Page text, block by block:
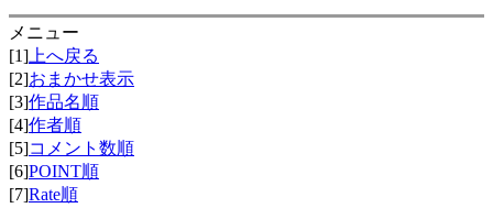
メニュー
[1] 上へ戻る
[2]おまかせ表示
[3]作品名順
[4]作者順
[5]コメント数順
[6]POINT順
[7]Rate順